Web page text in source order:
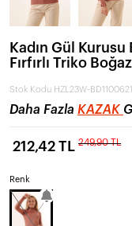
Kadın Gül Kurusu
Fırfırlı Triko
Stok Kodu HZL23W-
Daha Fazla KAZAK
212,42 TL 249,90 TL
Renk